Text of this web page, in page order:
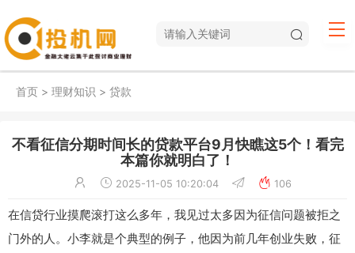
首页 > 理财知识 > 贷款
不看征信分期时间长的贷款平台9月快瞧这5个！看完
本篇你就明白了！
2025-11-05 10:20:04 106
在信贷行业摸爬滚打这么多年，我见过太多因为征信问题被拒之
门外的人。小李就是个典型的例子，他因为前几年创业失败，征